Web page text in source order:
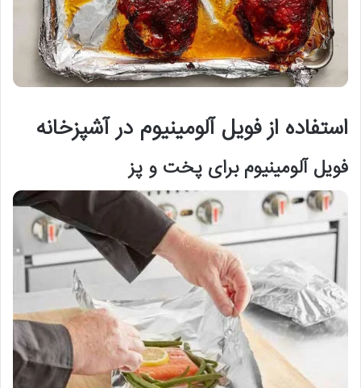
استفاده از فویل آلومینیوم در آشپزخانه
فویل آلومینیوم برای پخت و پز